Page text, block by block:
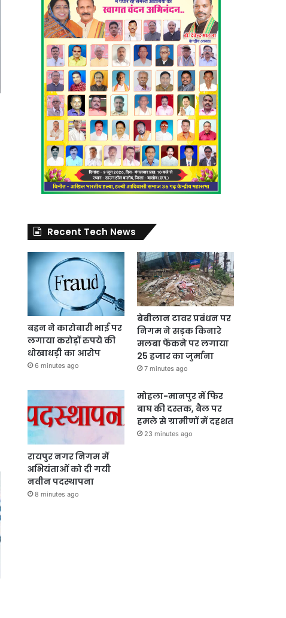
Recent Tech News
बहन ने कारोबारी भाई पर
लगाया करोड़ों रुपये की
धोखाधड़ी का आरोप
6 minutes ago
बेबीलान टावर प्रबंधन पर
निगम ने सड़क किनारे
मलबा फेंकने पर लगाया
25 हजार का जुर्माना
7 minutes ago
रायपुर नगर निगम में
अभियंताओं को दी गयी
नवीन पदस्थापना
8 minutes ago
मोहला-मानपुर में फिर
बाघ की दस्तक, बैल पर
हमले से ग्रामीणों में दहशत
23 minutes ago